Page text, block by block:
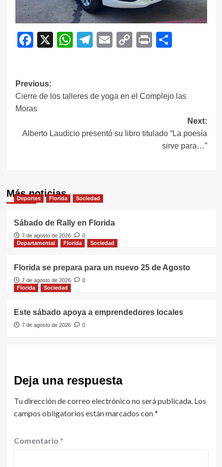
Facebook
X WhatsApp
Telegram
EmailCopy
Print
Navegación
de
Previous:
Cierre de los talleres de yoga en el Complejo las
Moras
Next:
Alberto Laudicio presentó su libro titulado “La poesía
sirve para…”
Más noticias
Deportes Florida Sociedad
Sábado de Rally en Florida
7 de agosto de 2026
0
Departamental
Florida Sociedad
Florida se prepara para un nuevo 25 de Agosto
7 de agosto de 2026
0
Florida
Sociedad
Este sábado apoya a emprendedores locales
7 de agosto de 2026 0
Deja una respuesta
Tu dirección de correo electrónico no será publicada. Los
campos obligatorios están marcados con*
Comentario *